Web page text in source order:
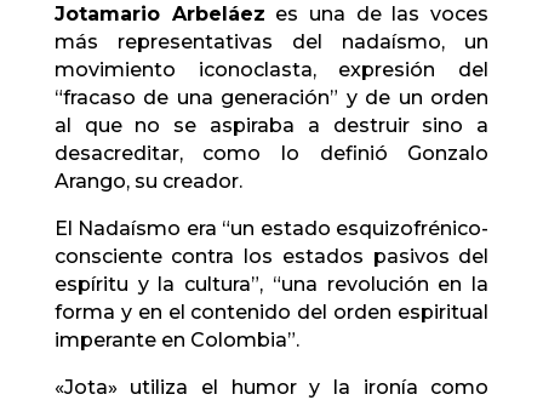
Jotamario Arbeláez es una de las voces
más representativas del nadaísmo, un
movimiento iconoclasta, expresión del
“fracaso de una generación” y de un orden
al que no se aspiraba a destruir sino a
desacreditar, como lo definió Gonzalo
Arango, su creador.
El Nadaísmo era “un estado esquizofrénico-
consciente contra los estados pasivos del
espíritu y la cultura”, “una revolución en la
forma y en el contenido del orden espiritual
imperante en Colombia”.
«Jota» utiliza el humor y la ironía como